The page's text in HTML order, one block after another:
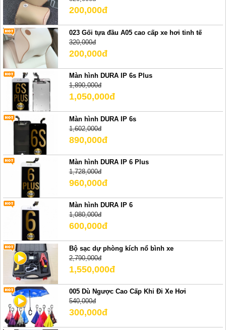
200,000đ
023 Gối tựa đầu A05 cao cấp xe hơi tinh tế
320,000đ
200,000đ
Màn hình DURA IP 6s Plus
1,890,000đ
1,050,000đ
Màn hình DURA IP 6s
1,602,000đ
890,000đ
Màn hình DURA IP 6 Plus
1,728,000đ
960,000đ
Màn hình DURA IP 6
1,080,000đ
600,000đ
Bộ sạc dự phòng kích nổ bình xe
2,790,000đ
1,550,000đ
005 Dù Ngược Cao Cấp Khi Đi Xe Hơi
540,000đ
300,000đ